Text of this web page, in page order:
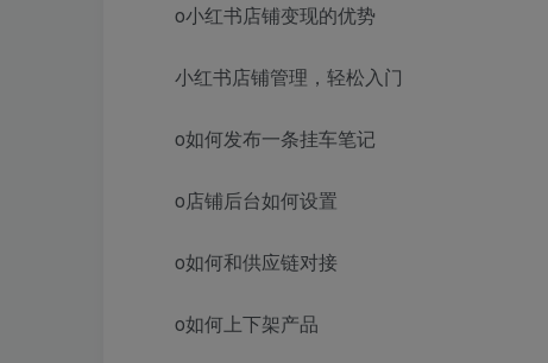
o小红书店铺变现的优势
小红书店铺管理，轻松入门
o如何发布一条挂车笔记
o店铺后台如何设置
o如何和供应链对接
o如何上下架产品